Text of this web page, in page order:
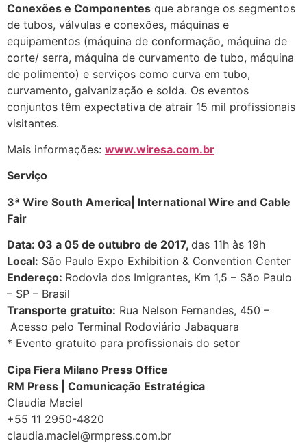
Conexões e Componentes que abrange os segmentos
de tubos, válvulas e conexões, máquinas e
equipamentos (máquina de conformação, máquina de
corte/ serra, máquina de curvamento de tubo, máquina
de polimento) e serviços como curva em tubo,
curvamento, galvanização e solda. Os eventos
conjuntos têm expectativa de atrair 15 mil profissionais
visitantes.
Mais informações: www.wiresa.com.br
Serviço
3ª Wire South America| International Wire and Cable
Fair
Data: 03 a 05 de outubro de 2017, das 11h às 19h
Local: São Paulo Expo Exhibition & Convention Center
Endereço: Rodovia dos Imigrantes, Km 1,5 – São Paulo
– SP – Brasil
Transporte gratuito: Rua Nelson Fernandes, 450 –
Acesso pelo Terminal Rodoviário Jabaquara
* Evento gratuito para profissionais do setor
Cipa Fiera Milano Press Office
RM Press | Comunicação Estratégica
Claudia Maciel
+55 11 2950-4820
claudia.maciel@rmpress.com.br